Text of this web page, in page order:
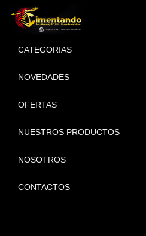
CATEGORIAS
NOVEDADES
OFERTAS
NUESTROS PRODUCTOS
NOSOTROS
CONTACTOS